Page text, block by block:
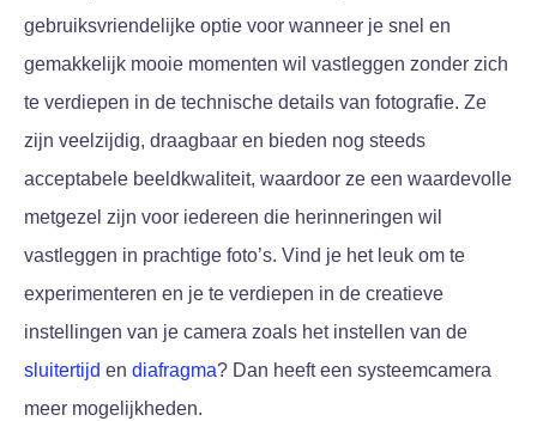
gebruiksvriendelijke optie voor wanneer je snel en
gemakkelijk mooie momenten wil vastleggen zonder zich
te verdiepen in de technische details van fotografie. Ze
zijn veelzijdig, draagbaar en bieden nog steeds
acceptabele beeldkwaliteit, waardoor ze een waardevolle
metgezel zijn voor iedereen die herinneringen wil
vastleggen in prachtige foto’s. Vind je het leuk om te
experimenteren en je te verdiepen in de creatieve
instellingen van je camera zoals het instellen van de
sluitertijd en diafragma? Dan heeft een systeemcamera
meer mogelijkheden.